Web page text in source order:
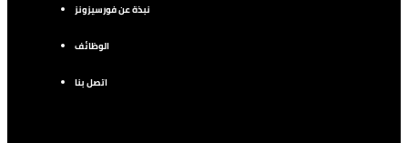
نبذة عن فورسيزونز
الوظائف
اتصل بنا